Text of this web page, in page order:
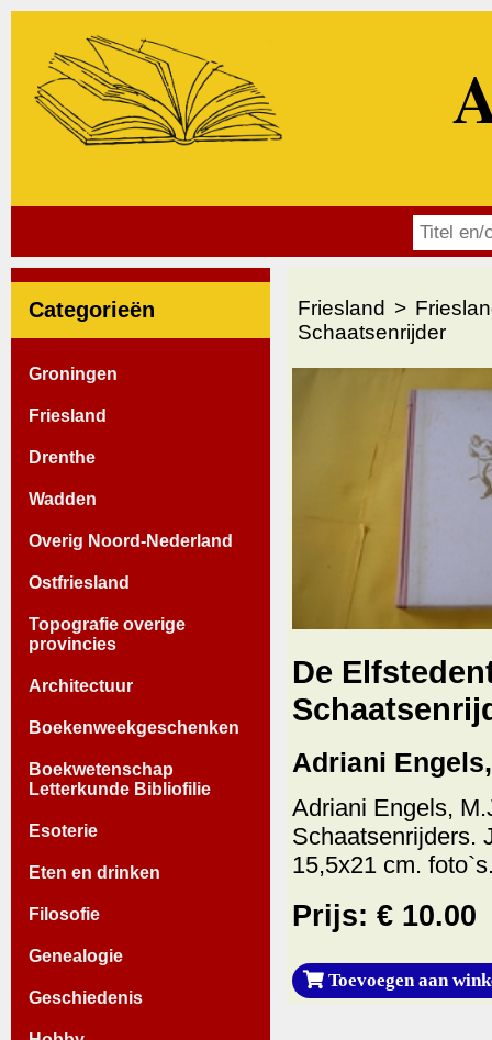
Categorieën
Groningen
Friesland
Drenthe
Wadden
Overig Noord-Nederland
Ostfriesland
Topografie overige
provincies
Architectuur
Boekenweekgeschenken
Boekwetenschap
Letterkunde Bibliofilie
Esoterie
Eten en drinken
Filosofie
Genealogie
Geschiedenis
Friesland
Schaatsenrijder
De
Adriani
Adriani Engels,
Schaatsenrijders.
15,5x21 cm.
Prijs: € 10.00
Toevoegen aan